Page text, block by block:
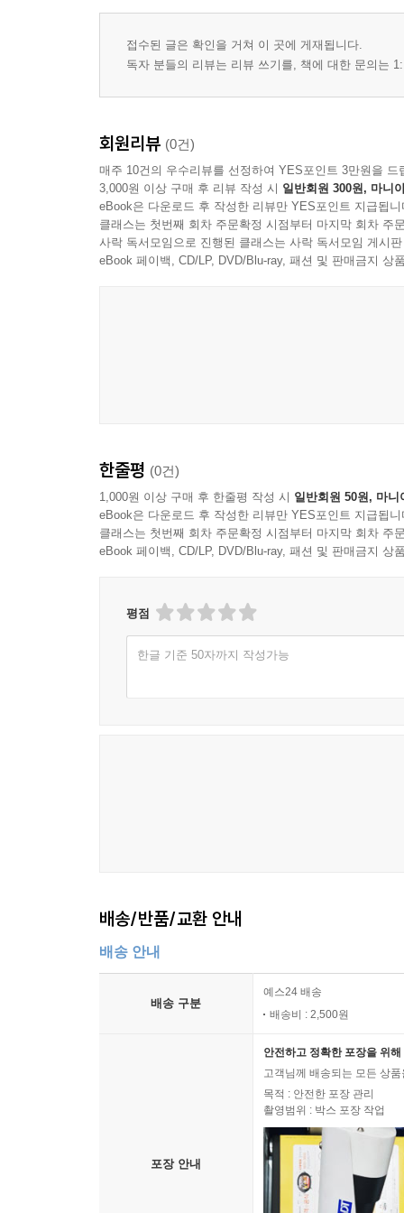
접수된 글은 확인을 거쳐 이 곳에 게재됩니다.
독자 분들의 리뷰는 리뷰 쓰기를, 책에 대한 문의는
회원리뷰 (0건)
매주 10건의 우수리뷰를 선정하여 YES포인트 3만원을 드
3,000원 이상 구매 후 리뷰 작성 시 일반회원 300원, 마니
eBook은 다운로드 후 작성한 리뷰만 YES포인트 지급됩니
클래스는 첫번째 회차 주문확정 시점부터 마지막 회차 주
사락 독서모임으로 진행된 클래스는 사락 독서모임 게시
eBook 페이백, CD/LP, DVD/Blu-ray, 패션 및 판매금지 상
한줄평 (0건)
1,000원 이상 구매 후 한줄평 작성 시 일반회원 50원, 마니
eBook은 다운로드 후 작성한 리뷰만 YES포인트 지급됩니
클래스는 첫번째 회차 주문확정 시점부터 마지막 회차 주
eBook 페이백, CD/LP, DVD/Blu-ray, 패션 및 판매금지 상
평점
한글 기준 50자까지 작성가능
배송/반품/교환 안내
배송 안내
배송 구분
예스24 배송
배송비 : 2,500원
포장 안내
안전하고 정확한 포장을 위
고객님께 배송되는 모든 상
목적 : 안전한 포장 관리
촬영범위 : 박스 포장 작업